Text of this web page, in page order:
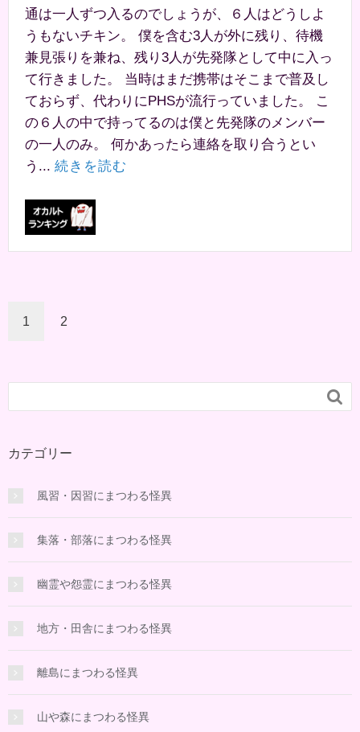
通は一人ずつ入るのでしょうが、６人はどうしよ
うもないチキン。 僕を含む3人が外に残り、待機
兼見張りを兼ね、残り3人が先発隊として中に入っ
て行きました。 当時はまだ携帯はそこまで普及し
ておらず、代わりにPHSが流行っていました。 こ
の６人の中で持ってるのは僕と先発隊のメンバー
の一人のみ。 何かあったら連絡を取り合うとい
う... 続きを読む
1 2

カテゴリー
風習・因習にまつわる怪異
集落・部落にまつわる怪異
幽霊や怨霊にまつわる怪異
地方・田舎にまつわる怪異
離島にまつわる怪異
山や森にまつわる怪異